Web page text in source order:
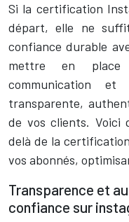
Si la certification
départ, elle ne
confiance durable
mettre en place
communication
transparente,
de vos clients. Voici
delà de la
vos abonnés,
Transparence et
confiance sur